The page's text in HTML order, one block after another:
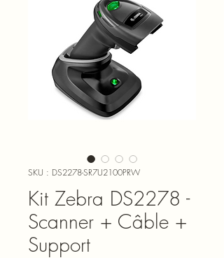
SKU : DS2278-SR7U2100PRW
Kit Zebra DS2278 -
Scanner + Câble +
Support